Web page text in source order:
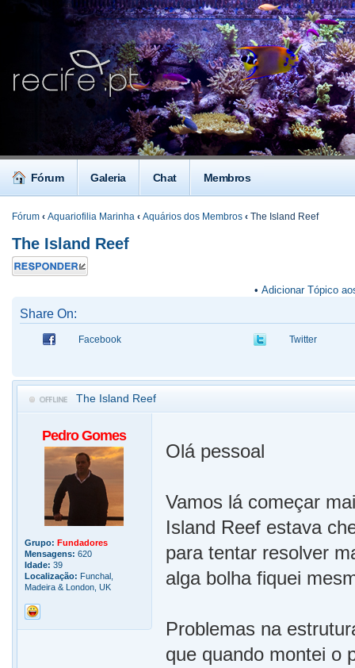
Fórum Galeria Chat Membros
Fórum ‹ Aquariofilia Marinha ‹ Aquários dos Membros ‹ The Island Reef
The Island Reef
Responder
• Adicionar Tópico
Share On:
Facebook Twitter
The Island Reef
Pedro Gomes
Grupo: Fundadores
Mensagens: 620
Idade: 39
Localização: Funchal,
Madeira & London, UK
Olá pessoal
Vamos lá começar
Island Reef estava
para tentar resolver
alga bolha fiquei
Problemas na
que quando montei o